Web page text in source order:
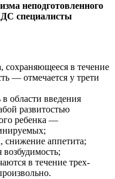
неподготовленного
специалисты
сохраняющееся в течение
— отмечается у трети
области введения
развитостью
ребенка —
снижение аппетита;
в течение трех-